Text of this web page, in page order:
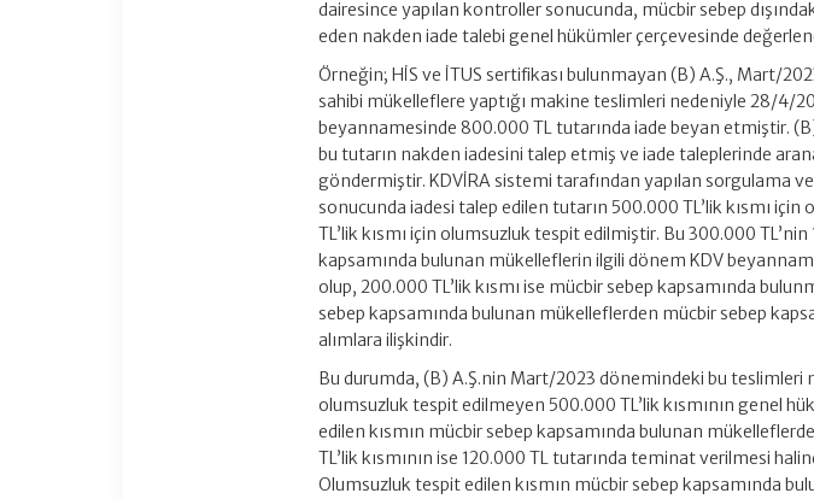
dairesince yapılan kontroller sonucunda, mücbir sebep
eden nakden iade talebi genel hükümler çerçevesinde
Örneğin; HİS ve İTUS sertifikası bulunmayan (B) A.Ş., Mart/
sahibi mükelleflere yaptığı makine teslimleri nedeniyle 28/4/
beyannamesinde 800.000 TL tutarında iade beyan etmiştir.
bu tutarın nakden iadesini talep etmiş ve iade taleplerinde
göndermiştir. KDVİRA sistemi tarafından yapılan sorgulama
sonucunda iadesi talep edilen tutarın 500.000 TL’lik kısmı
TL’lik kısmı için olumsuzluk tespit edilmiştir. Bu 300.000 TL’nin
kapsamında bulunan mükelleflerin ilgili dönem KDV
olup, 200.000 TL’lik kısmı ise mücbir sebep kapsamında
sebep kapsamında bulunan mükelleflerden mücbir sebep
alımlara ilişkindir.
Bu durumda, (B) A.Ş.nin Mart/2023 dönemindeki bu teslimleri
olumsuzluk tespit edilmeyen 500.000 TL’lik kısmının genel
edilen kısmın mücbir sebep kapsamında bulunan
TL’lik kısmının ise 120.000 TL tutarında teminat verilmesi
Olumsuzluk tespit edilen kısmın mücbir sebep kapsamında